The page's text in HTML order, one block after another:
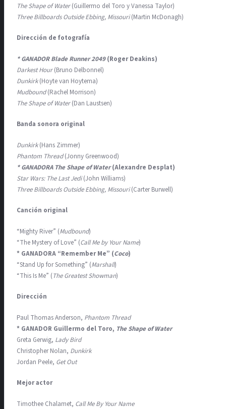
The Shape of Water(Guillermo del Toro y Vanessa Taylor)
Three Billboards Outside Ebbing, Missouri(Martin McDonagh)
Dirección de fotografía
* GANADOR Blade Runner 2049(Roger Deakins)
Darkest Hour(Bruno Delbonnel)
Dunkirk(Hoyte van Hoytema)
Mudbound(Rachel Morrison)
The Shape of Water(Dan Laustsen)
Banda sonora original
Dunkirk(Hans Zimmer)
Phantom Thread(Jonny Greenwood)
* GANADORA The Shape of Water(Alexandre Desplat)
Star Wars: The Last Jedi(John Williams)
Three Billboards Outside Ebbing, Missouri(Carter Burwell)
Canción original
“Mighty River” (Mudbound)
“The Mystery of Love” (Call Me by Your Name)
* GANADORA “Remember Me” (Coco)
“Stand Up for Something” (Marshall)
“This Is Me” (The Greatest Showman)
Dirección
Paul Thomas Anderson, Phantom Thread
* GANADOR Guillermo del Toro, The Shape of Water
Greta Gerwig, Lady Bird
Christopher Nolan, Dunkirk
Jordan Peele, Get Out
Mejor actor
Timothee Chalamet, Call Me By Your Name